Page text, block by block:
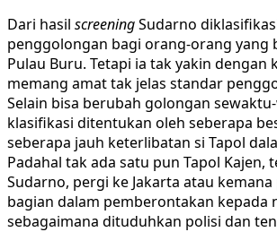
Dari hasil screeningSudarno
penggolongan bagi orang-orang yang
Pulau Buru. Tetapi ia tak yakin dengan
memang amat tak jelas standar
Selain bisa berubah golongan
klasifikasi ditentukan oleh seberapa
seberapa jauh keterlibatan si Tapol
Padahal tak ada satu pun Tapol Kajen,
Sudarno, pergi ke Jakarta atau
bagian dalam pemberontakan kepada
sebagaimana dituduhkan polisi dan